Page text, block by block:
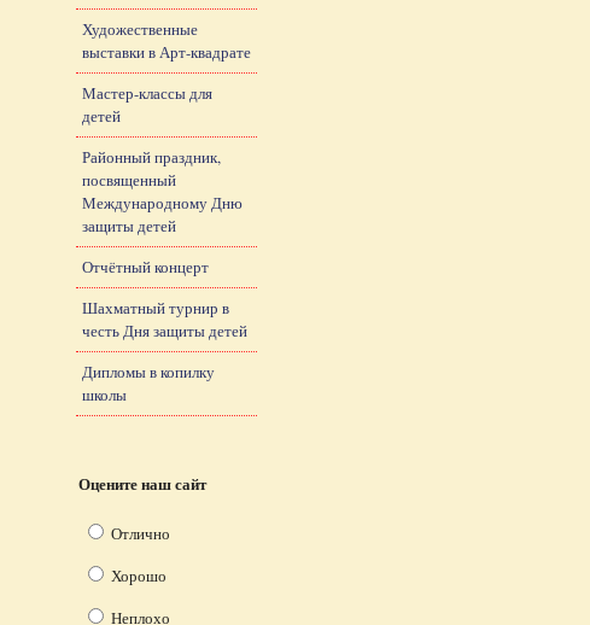
Художественные
выставки в Арт-квадрате
Мастер-классы для
детей
Районный праздник,
посвященный
Международному Дню
защиты детей
Отчётный концерт
Шахматный турнир в
честь Дня защиты детей
Дипломы в копилку
школы
Оцените наш сайт
Отлично
Хорошо
Неплохо